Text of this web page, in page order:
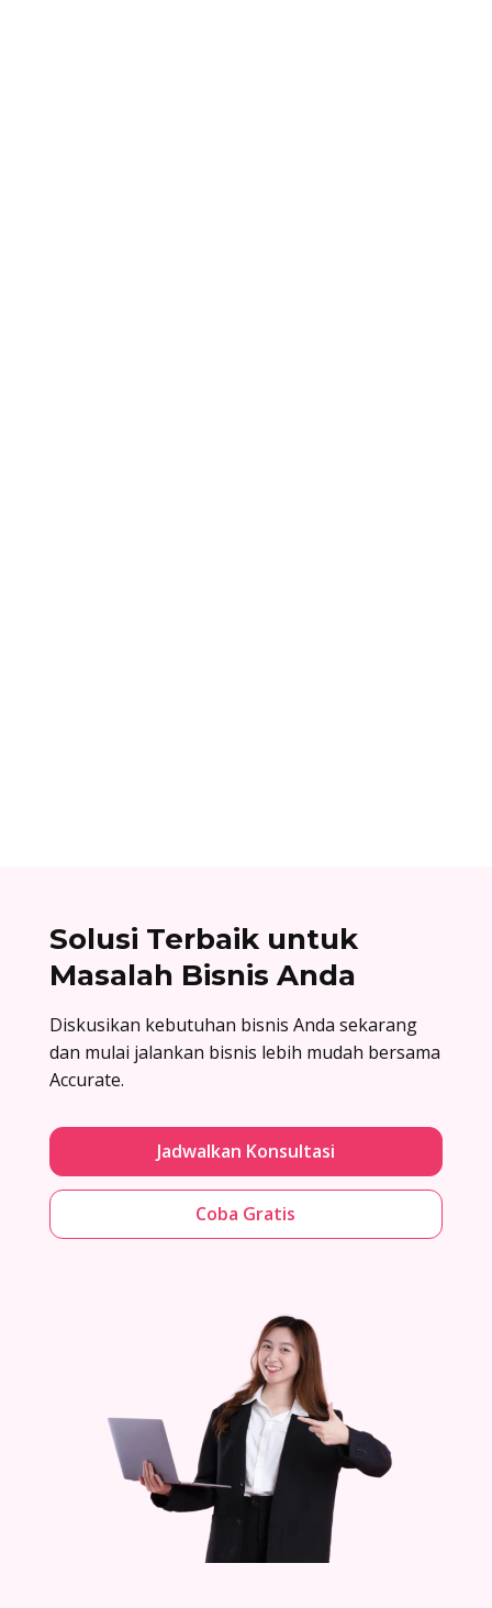
Solusi Terbaik untuk
Masalah Bisnis Anda
Diskusikan kebutuhan bisnis Anda sekarang
dan mulai jalankan bisnis lebih mudah bersama
Accurate.
Jadwalkan Konsultasi
Coba Gratis